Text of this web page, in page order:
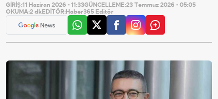
GİRİŞ:11 Haziran 2026 - 11:33GÜNCELLEME:23 Temmuz 2026 - 05:05
OKUMA:2 dkEDİTÖR:Haber365 Editör